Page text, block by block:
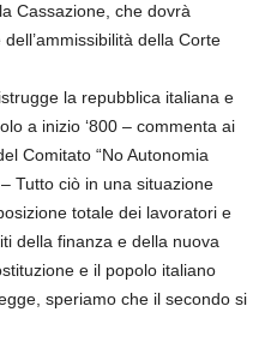
Cassazione, che dovrà
della Corte
la repubblica italiana e
a inizio ‘800 – commenta ai
Comitato “No Autonomia
Tutto ciò in una situazione
totale dei lavoratori e
della finanza e della nuova
e il popolo italiano
speriamo che il secondo si